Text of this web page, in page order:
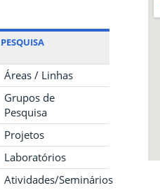
PESQUISA
Áreas / Linhas
Grupos de
Pesquisa
Projetos
Laboratórios
Atividades/Seminários